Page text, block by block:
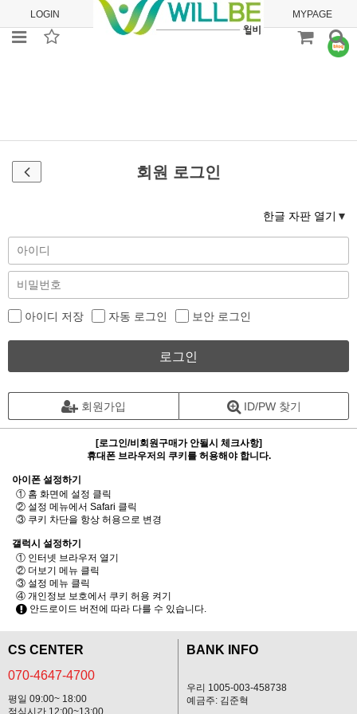
LOGIN JOIN ORDER MYPAGE
회원 로그인
한글 자판 열기
아이디 저장 자동 로그인 보안 로그인
로그인
회원가입 ID/PW 찾기
[로그인/비회원구매가 안될시 체크사항]
휴대폰 브라우저의 쿠키를 허용해야 합니다.
아이폰 설정하기
① 홈 화면에 설정 클릭
② 설정 메뉴에서 Safari 클릭
③ 쿠키 차단을 항상 허용으로 변경
갤럭시 설정하기
① 인터넷 브라우저 열기
② 더보기 메뉴 클릭
③ 설정 메뉴 클릭
④ 개인정보 보호에서 쿠키 허용 켜기
안드로이드 버전에 따라 다를 수 있습니다.
CS CENTER
070-4647-4700
평일 09:00~ 18:00
점심시간 12:00~13:00
BANK INFO
우리 1005-003-458738
예금주: 김준혁